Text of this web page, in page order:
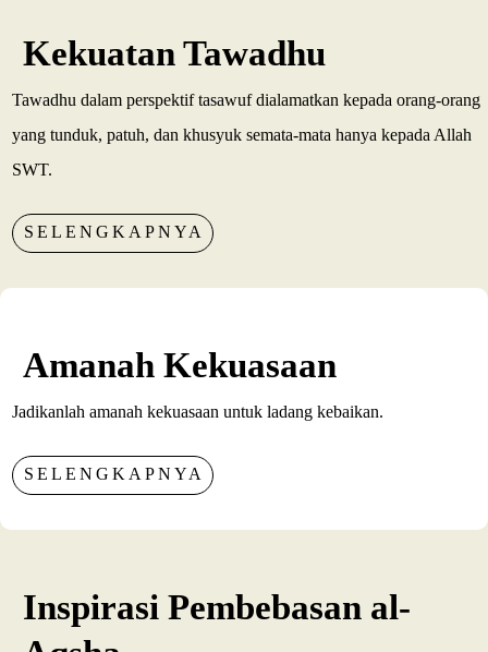
Kekuatan Tawadhu
Tawadhu dalam perspektif tasawuf dialamatkan kepada orang-orang
yang tunduk, patuh, dan khusyuk semata-mata hanya kepada Allah
SWT.
SELENGKAPNYA
Amanah Kekuasaan
Jadikanlah amanah kekuasaan untuk ladang kebaikan.
SELENGKAPNYA
Inspirasi Pembebasan al-